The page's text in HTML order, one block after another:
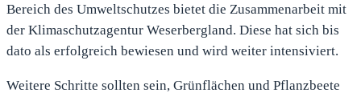
Bereich des Umweltschutzes bietet die Zusammenarbeit mit
der Klimaschutzagentur Weserbergland. Diese hat sich bis
dato als erfolgreich bewiesen und wird weiter intensiviert.
Weitere Schritte sollten sein, Grünflächen und Pflanzbeete